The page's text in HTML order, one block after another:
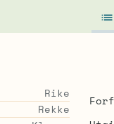
Rike
Rekke